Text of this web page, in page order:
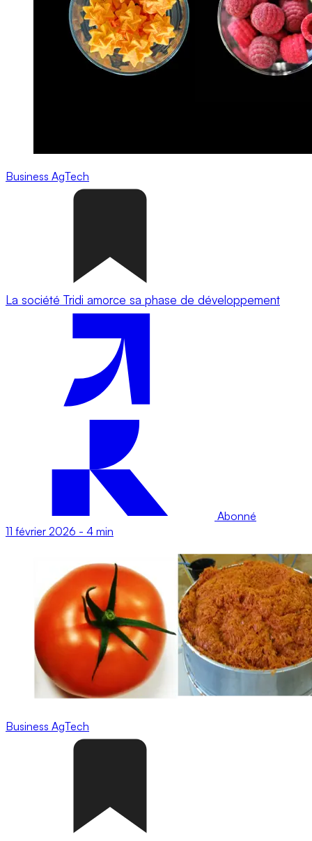
Business AgTech
La société Tridi amorce sa phase de développement
Abonné
11 février 2026 - 4 min
Business AgTech